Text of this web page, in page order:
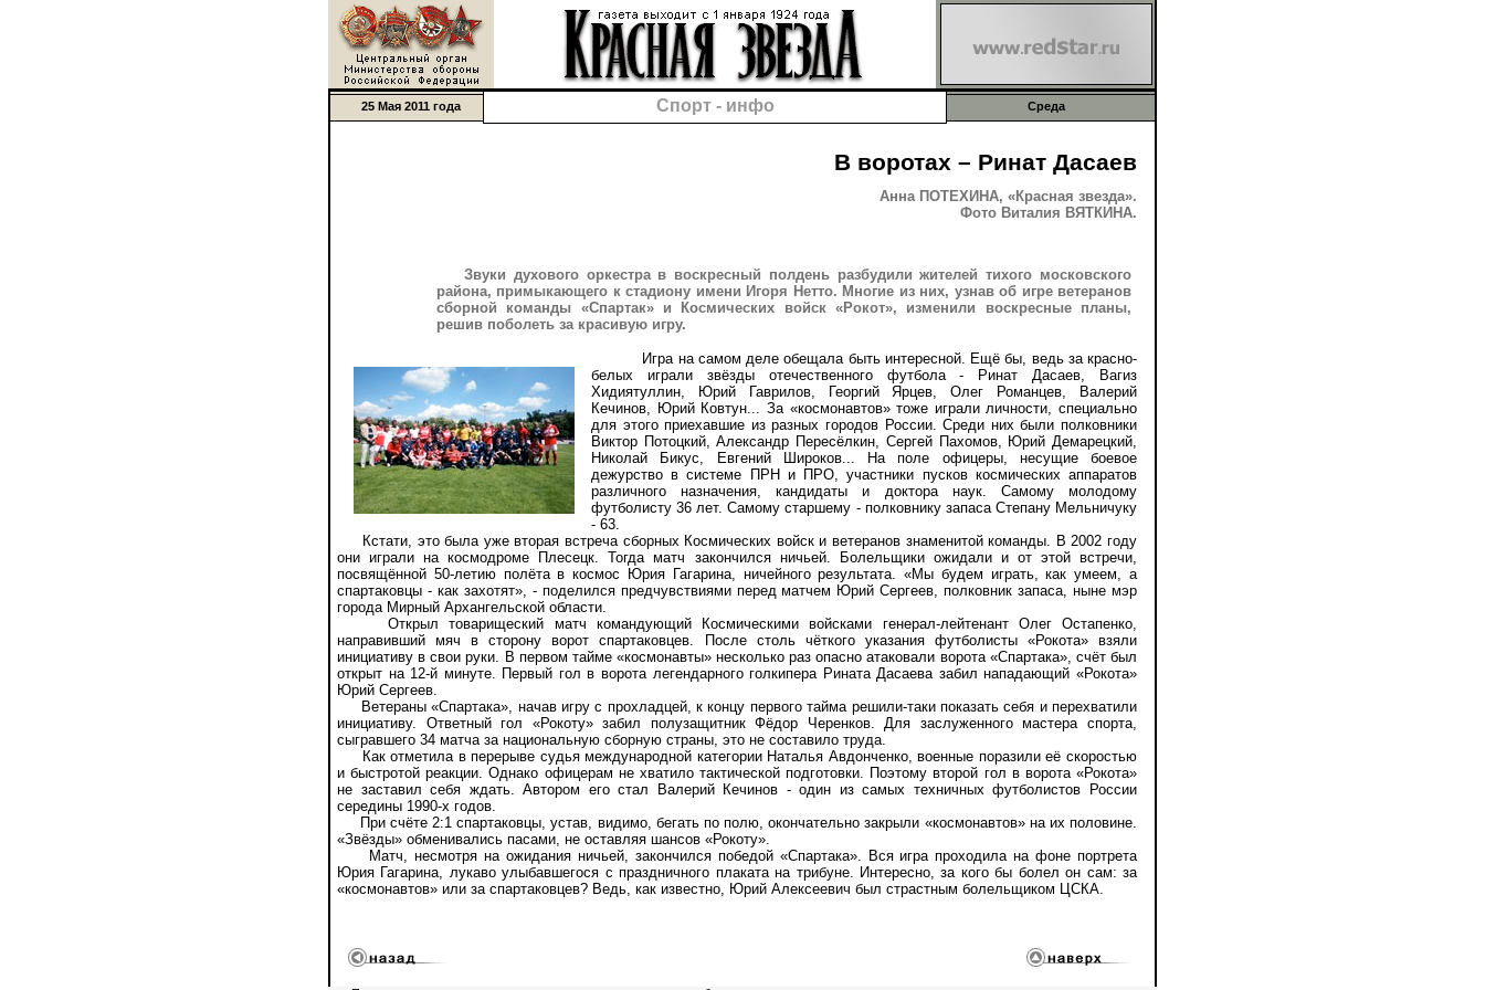
25 Мая 2011 года Спорт - инфо Среда
В воротах – Ринат Дасаев
Анна ПОТЕХИНА, «Красная звезда».
Фото Виталия ВЯТКИНА.
Звуки духового оркестра в воскресный полдень разбудили жителей тихого московского
района, примыкающего к стадиону имени Игоря Нетто. Многие из них, узнав об игре ветеранов
сборной команды «Спартак» и Космических войск «Рокот», изменили воскресные планы,
решив поболеть за красивую игру.
Игра на самом деле обещала быть интересной. Ещё бы, ведь за красно-
белых играли звёзды отечественного футбола - Ринат Дасаев, Вагиз
Хидиятуллин, Юрий Гаврилов, Георгий Ярцев, Олег Романцев, Валерий
Кечинов, Юрий Ковтун... За «космонавтов» тоже играли личности, специально
для этого приехавшие из разных городов России. Среди них были полковники
Виктор Потоцкий, Александр Пересёлкин, Сергей Пахомов, Юрий Демарецкий,
Николай Бикус, Евгений Широков... На поле офицеры, несущие боевое
дежурство в системе ПРН и ПРО, участники пусков космических аппаратов
различного назначения, кандидаты и доктора наук. Самому молодому
футболисту 36 лет. Самому старшему - полковнику запаса Степану Мельничуку
- 63.
Кстати, это была уже вторая встреча сборных Космических войск и ветеранов знаменитой команды. В 2002 году
они играли на космодроме Плесецк. Тогда матч закончился ничьей. Болельщики ожидали и от этой встречи,
посвящённой 50-летию полёта в космос Юрия Гагарина, ничейного результата. «Мы будем играть, как умеем, а
спартаковцы - как захотят», - поделился предчувствиями перед матчем Юрий Сергеев, полковник запаса, ныне мэр
города Мирный Архангельской области.
Открыл товарищеский матч командующий Космическими войсками генерал-лейтенант Олег Остапенко,
направивший мяч в сторону ворот спартаковцев. После столь чёткого указания футболисты «Рокота» взяли
инициативу в свои руки. В первом тайме «космонавты» несколько раз опасно атаковали ворота «Спартака», счёт был
открыт на 12-й минуте. Первый гол в ворота легендарного голкипера Рината Дасаева забил нападающий «Рокота»
Юрий Сергеев.
Ветераны «Спартака», начав игру с прохладцей, к концу первого тайма решили-таки показать себя и перехватили
инициативу. Ответный гол «Рокоту» забил полузащитник Фёдор Черенков. Для заслуженного мастера спорта,
сыгравшего 34 матча за национальную сборную страны, это не составило труда.
Как отметила в перерыве судья международной категории Наталья Авдонченко, военные поразили её скоростью
и быстротой реакции. Однако офицерам не хватило тактической подготовки. Поэтому второй гол в ворота «Рокота»
не заставил себя ждать. Автором его стал Валерий Кечинов - один из самых техничных футболистов России
середины 1990-х годов.
При счёте 2:1 спартаковцы, устав, видимо, бегать по полю, окончательно закрыли «космонавтов» на их половине.
«Звёзды» обменивались пасами, не оставляя шансов «Рокоту».
Матч, несмотря на ожидания ничьей, закончился победой «Спартака». Вся игра проходила на фоне портрета
Юрия Гагарина, лукаво улыбавшегося с праздничного плаката на трибуне. Интересно, за кого бы болел он сам: за
«космонавтов» или за спартаковцев? Ведь, как известно, Юрий Алексеевич был страстным болельщиком ЦСКА.